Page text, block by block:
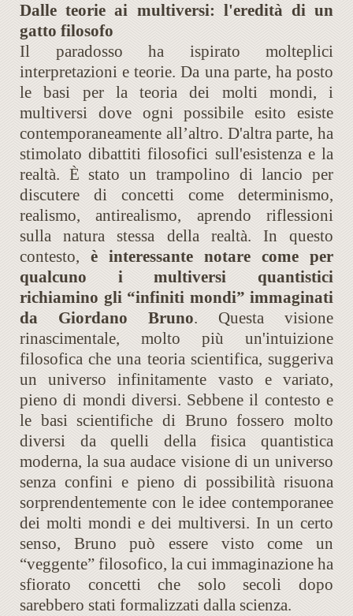
Dalle teorie ai multiversi: l'eredità di un
gatto filosofo
Il paradosso ha ispirato molteplici
interpretazioni e teorie. Da una parte, ha posto
le basi per la teoria dei molti mondi, i
multiversi dove ogni possibile esito esiste
contemporaneamente all’altro. D'altra parte, ha
stimolato dibattiti filosofici sull'esistenza e la
realtà. È stato un trampolino di lancio per
discutere di concetti come determinismo,
realismo, antirealismo, aprendo riflessioni
sulla natura stessa della realtà. In questo
contesto, è interessante notare come per
qualcuno i multiversi quantistici
richiamino gli “infiniti mondi” immaginati
da Giordano Bruno. Questa visione
rinascimentale, molto più un'intuizione
filosofica che una teoria scientifica, suggeriva
un universo infinitamente vasto e variato,
pieno di mondi diversi. Sebbene il contesto e
le basi scientifiche di Bruno fossero molto
diversi da quelli della fisica quantistica
moderna, la sua audace visione di un universo
senza confini e pieno di possibilità risuona
sorprendentemente con le idee contemporanee
dei molti mondi e dei multiversi. In un certo
senso, Bruno può essere visto come un
“veggente” filosofico, la cui immaginazione ha
sfiorato concetti che solo secoli dopo
sarebbero stati formalizzati dalla scienza.